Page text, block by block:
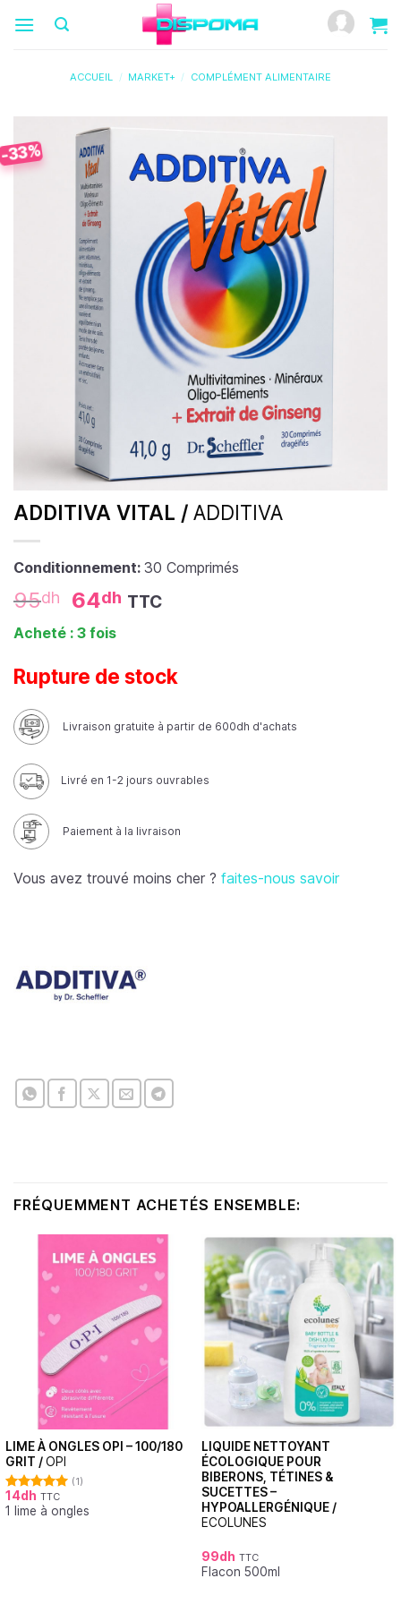
ACCUEIL / MARKET+ / COMPLÉMENT ALIMENTAIRE
-33%
ADDITIVA VITAL / ADDITIVA
Conditionnement: 30 Comprimés
95dh 64dh TTC
Acheté : 3 fois
Rupture de stock
Livraison gratuite à partir de 600dh d'achats
Livré en 1-2 jours ouvrables
Paiement à la livraison
Vous avez trouvé moins cher ? faites-nous savoir
FRÉQUEMMENT ACHETÉS ENSEMBLE:
LIME À ONGLES OPI – 100/180
GRIT /OPI
Note5.00
sur 5
(1)
14dh TTC
1 lime à ongles
LIQUIDE NETTOYANT
ÉCOLOGIQUE POUR
BIBERONS, TÉTINES &
SUCETTES –
HYPOALLERGÉNIQUE /
ECOLUNES
99dh TTC
Flacon 500ml